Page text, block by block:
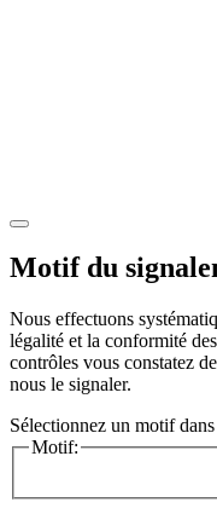
Motif du
Nous effectuons
légalité et la conformité
contrôles vous constatez
nous le signaler.
Sélectionnez un motif
Motif: